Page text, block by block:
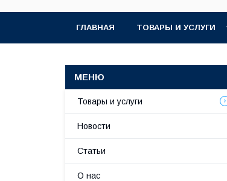
ГЛАВНАЯ ТОВАРЫ И УСЛУГИ
Товары и услуги
Новости
Статьи
О нас